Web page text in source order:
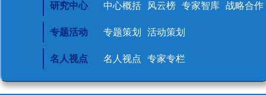
研究中心 中心概括 风云榜 专家智库 战略合作
专题活动 专题策划 活动策划
名人视点 名人视点 专家专栏